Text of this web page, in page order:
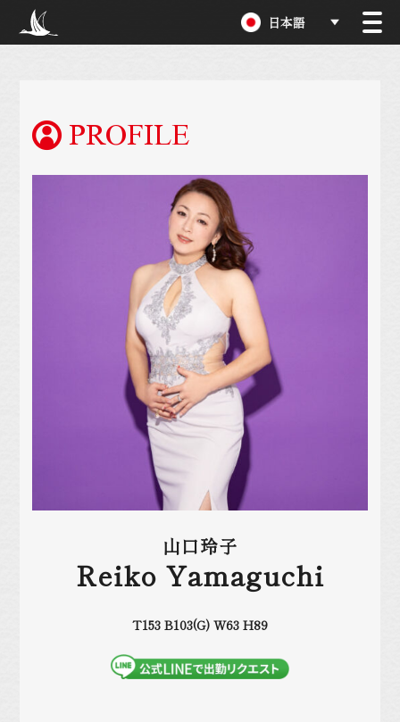
日本語
PROFILE
山口玲子
Reiko Yamaguchi
T153 B103(G) W63 H89